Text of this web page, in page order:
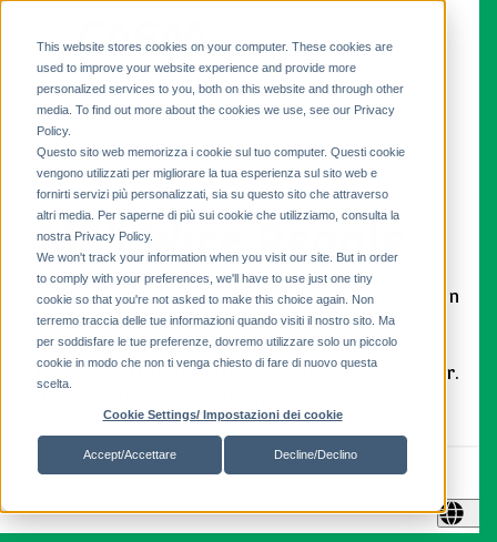
This website stores cookies on your computer. These cookies are
used to improve your website experience and provide more
personalized services to you, both on this website and through other
media. To find out more about the cookies we use, see our Privacy
Policy.
Questo sito web memorizza i cookie sul tuo computer. Questi cookie
vengono utilizzati per migliorare la tua esperienza sul sito web e
fornirti servizi più personalizzati, sia su questo sito che attraverso
altri media. Per saperne di più sui cookie che utilizziamo, consulta la
nostra Privacy Policy.
We won't track your information when you visit our site. But in order
to comply with your preferences, we'll have to use just one tiny
cookie so that you're not asked to make this choice again. Non
terremo traccia delle tue informazioni quando visiti il ​​nostro sito. Ma
per soddisfare le tue preferenze, dovremo utilizzare solo un piccolo
cookie in modo che non ti venga chiesto di fare di nuovo questa
scelta.
Cookie Settings/ Impostazioni dei cookie
Accept/Accettare Decline/Declino
M25 Wire Regale
Holen Sie sich mit unserer neuesten Technik den
attraktivsten Lebensmittelladen.
Modulare Drahtregale heben Ihre Ware hervor.